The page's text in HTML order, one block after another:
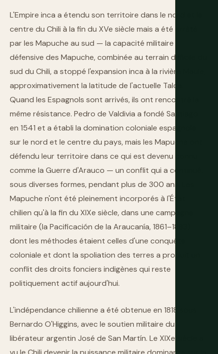
L'Empire inca a étendu son territoire dans le nord et le
centre du Chili à la fin du XVe siècle mais a été arrêté
par les Mapuche au sud — la capacité militaire
défensive des Mapuche, combinée au terrain difficile du
sud du Chili, a stoppé l'expansion inca à la rivière Maule,
approximativement la latitude de l'actuelle Talca.
Quand les Espagnols sont arrivés, ils ont rencontré la
même résistance. Pedro de Valdivia a fondé Santiago
en 1541 et a établi la domination coloniale espagnole
sur le nord et le centre du pays, mais les Mapuche ont
défendu leur territoire dans ce qui est devenu connu
comme la Guerre d'Arauco — un conflit qui a continué,
sous diverses formes, pendant plus de 300 ans. Les
Mapuche n'ont été pleinement incorporés à l'État
chilien qu'à la fin du XIXe siècle, dans une campagne
militaire (la Pacificación de la Araucanía, 1861–1883)
dont les méthodes étaient celles d'une conquête
coloniale et dont la spoliation des terres a produit un
conflit des droits fonciers indigènes qui reste
politiquement actif aujourd'hui.
L'indépendance chilienne a été obtenue en 1818 sous
Bernardo O'Higgins, avec le soutien militaire du
libérateur argentin José de San Martín. Le XIXe siècle a